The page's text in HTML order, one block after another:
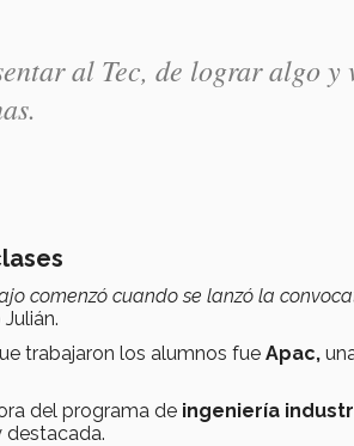
al Tec, de lograr algo y
comenzó cuando se lanzó la
trabajaron los alumnos fue Apac,
del programa de ingeniería
destacada.